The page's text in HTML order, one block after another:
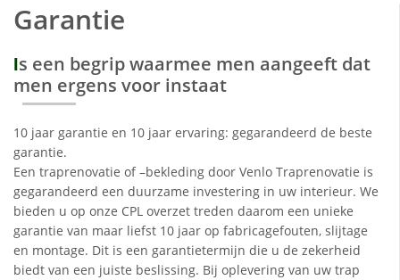
Garantie
Is een begrip waarmee men aangeeft dat
men ergens voor instaat
10 jaar garantie en 10 jaar ervaring: gegarandeerd de beste
garantie.
Een traprenovatie of –bekleding door Venlo Traprenovatie is
gegarandeerd een duurzame investering in uw interieur. We
bieden u op onze CPL overzet treden daarom een unieke
garantie van maar liefst 10 jaar op fabricagefouten, slijtage
en montage. Dit is een garantietermijn die u de zekerheid
biedt van een juiste beslissing. Bij oplevering van uw trap